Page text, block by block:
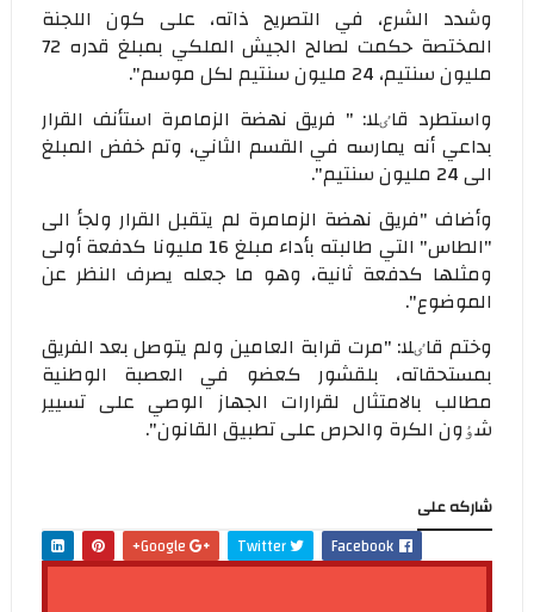
وشدد الشرع، في التصريح ذاته، علی كون اللجنة
المختصة حكمت لصالح الجيش الملكي بمبلغ قدره 72
مليون سنتيم، 24 مليون سنتيم لكل موسم".
واستطرد قاٸلا: " فريق نهضة الزمامرة استأنف القرار
بداعي أنه يمارسه في القسم الثاني، وتم خفض المبلغ
الی 24 مليون سنتيم".
وأضاف "فريق نهضة الزمامرة لم يتقبل القرار ولجأ الی
"الطاس" التي طالبته بأداء مبلغ 16 مليونا كدفعة أولی
ومثلها كدفعة ثانية، وهو ما جعله يصرف النظر عن
الموضوع".
وختم قاٸلا: "مرت قرابة العامين ولم يتوصل بعد الفريق
بمستحقاته، بلقشور كعضو في العصبة الوطنية
مطالب بالامتثال لقرارات الجهاز الوصي علی تسيير
شٶون الكرة والحرص علی تطبيق القانون".
شاركه على
Facebook
Twitter